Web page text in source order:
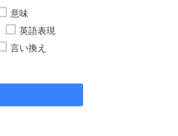
意味
英語表現
言い換え